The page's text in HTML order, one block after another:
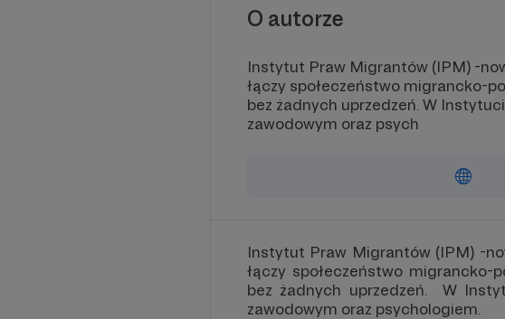
O autorze
Instytut Praw Migrantów (IPM) -
łączy społeczeństwo migrancko-
bez żadnych uprzedzeń. W
zawodowym oraz psych
Instytut Praw Migrantów (IPM) -
łączy społeczeństwo migrancko-
bez żadnych uprzedzeń. W
zawodowym oraz psychologiem.